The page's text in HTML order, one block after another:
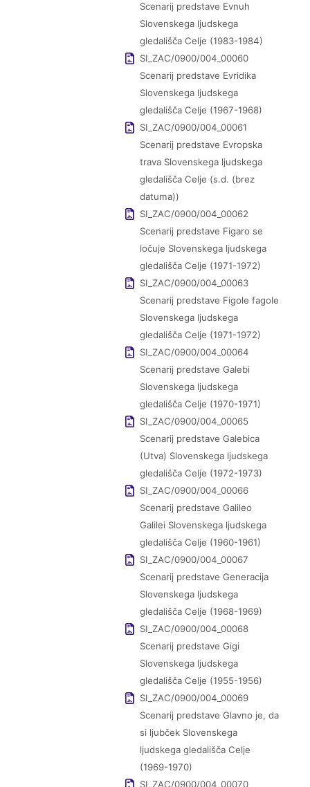
Scenarij predstave Evnuh
Slovenskega ljudskega
gledališča Celje (1983-1984)
SI_ZAC/0900/004_00060
Scenarij predstave Evridika
Slovenskega ljudskega
gledališča Celje (1967-1968)
SI_ZAC/0900/004_00061
Scenarij predstave Evropska
trava Slovenskega ljudskega
gledališča Celje (s.d. (brez
datuma))
SI_ZAC/0900/004_00062
Scenarij predstave Figaro se
ločuje Slovenskega ljudskega
gledališča Celje (1971-1972)
SI_ZAC/0900/004_00063
Scenarij predstave Figole fagole
Slovenskega ljudskega
gledališča Celje (1971-1972)
SI_ZAC/0900/004_00064
Scenarij predstave Galebi
Slovenskega ljudskega
gledališča Celje (1970-1971)
SI_ZAC/0900/004_00065
Scenarij predstave Galebica
(Utva) Slovenskega ljudskega
gledališča Celje (1972-1973)
SI_ZAC/0900/004_00066
Scenarij predstave Galileo
Galilei Slovenskega ljudskega
gledališča Celje (1960-1961)
SI_ZAC/0900/004_00067
Scenarij predstave Generacija
Slovenskega ljudskega
gledališča Celje (1968-1969)
SI_ZAC/0900/004_00068
Scenarij predstave Gigi
Slovenskega ljudskega
gledališča Celje (1955-1956)
SI_ZAC/0900/004_00069
Scenarij predstave Glavno je, da
si ljubček Slovenskega
ljudskega gledališča Celje
(1969-1970)
SI_ZAC/0900/004_00070